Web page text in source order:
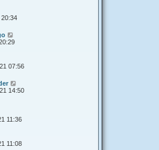
07:56
14:50
11:36
11:08